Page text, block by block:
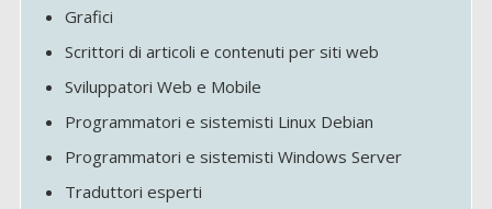
Grafici
Scrittori di articoli e contenuti per siti web
Sviluppatori Web e Mobile
Programmatori e sistemisti Linux Debian
Programmatori e sistemisti Windows Server
Traduttori esperti